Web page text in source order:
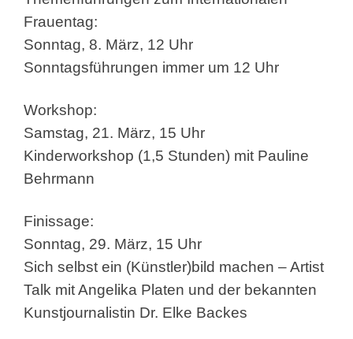
Frauentag:
Sonntag, 8. März, 12 Uhr
Sonntagsführungen immer um 12 Uhr
Workshop:
Samstag, 21. März, 15 Uhr
Kinderworkshop (1,5 Stunden) mit Pauline
Behrmann
Finissage:
Sonntag, 29. März, 15 Uhr
Sich selbst ein (Künstler)bild machen – Artist
Talk mit Angelika Platen und der bekannten
Kunstjournalistin Dr. Elke Backes